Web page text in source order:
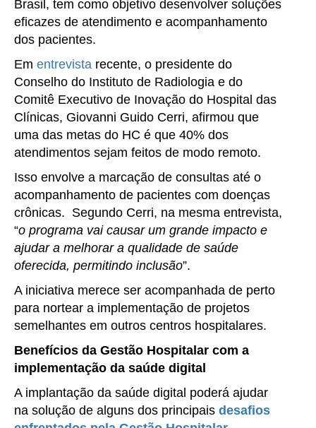
Brasil, tem como objetivo desenvolver soluções
eficazes de atendimento e acompanhamento
dos pacientes.
Em entrevista recente, o presidente do
Conselho do Instituto de Radiologia e do
Comitê Executivo de Inovação do Hospital das
Clínicas, Giovanni Guido Cerri, afirmou que
uma das metas do HC é que 40% dos
atendimentos sejam feitos de modo remoto.
Isso envolve a marcação de consultas até o
acompanhamento de pacientes com doenças
crônicas. Segundo Cerri, na mesma entrevista,
“o programa vai causar um grande impacto e
ajudar a melhorar a qualidade de saúde
oferecida, permitindo inclusão”.
A iniciativa merece ser acompanhada de perto
para nortear a implementação de projetos
semelhantes em outros centros hospitalares.
Benefícios da Gestão Hospitalar com a
implementação da saúde digital
A implantação da saúde digital poderá ajudar
na solução de alguns dos principais desafios